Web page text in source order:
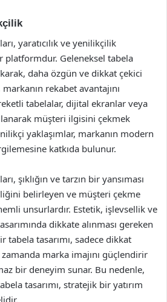
yaratıcılık ve yenilikçilik
platformdur. Geleneksel tabela
daha özgün ve dikkat çekici
rekabet avantajını
tabelalar, dijital ekranlar veya
müşteri ilgisini çekmek
yaklaşımlar, markanın modern
katkıda bulunur.
şıklığın ve tarzın bir yansıması
belirleyen ve müşteri çekme
unsurlardır. Estetik, işlevsellik ve
dikkate alınması gereken
tabela tasarımı, sadece dikkat
marka imajını güçlendirir
bir deneyim sunar. Bu nedenle,
tasarımı, stratejik bir yatırım